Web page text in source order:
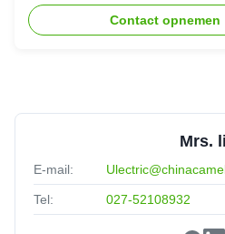
Contact opnemen
Mrs. li
E-mail:
Tel: 027-52108932